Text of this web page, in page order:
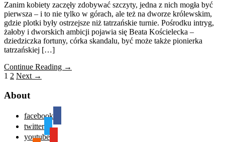
Zanim kobiety zaczęły zdobywać szczyty, jedna z nich mogła być
pierwsza – i to nie tylko w górach, ale też na dworze królewskim,
gdzie plotki były ostrzejsze niż tatrzańskie turnie. Pośrodku intryg,
żałoby i dworskich ambicji pojawia się Beata Kościelecka –
dziedziczka fortuny, córka skandalu, być może także pionierka
tatrzańskiej […]
Continue Reading →
1 2 Next →
About
facebook
twitter
youtube